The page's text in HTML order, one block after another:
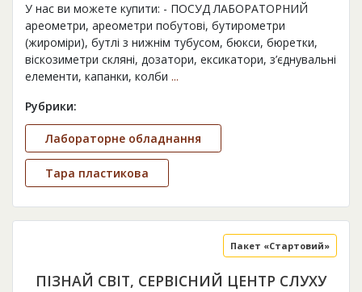
У нас ви можете купити: - ПОСУД ЛАБОРАТОРНИЙ
ареометри, ареометри побутові, бутирометри
(жироміри), бутлі з нижнім тубусом, бюкси, бюретки,
віскозиметри скляні, дозатори, ексикатори, з’єднувальні
елементи, капанки, колби ...
Рубрики:
Лабораторне обладнання
Тара пластикова
ПІЗНАЙ СВІТ, СЕРВІСНИЙ ЦЕНТР СЛУХУ
Пакет «Стартовий»